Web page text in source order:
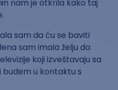
nam je otkrila kako taj
sam da ću se baviti
sam imala želju da
koji izveštavaju sa
budem u kontaktu s